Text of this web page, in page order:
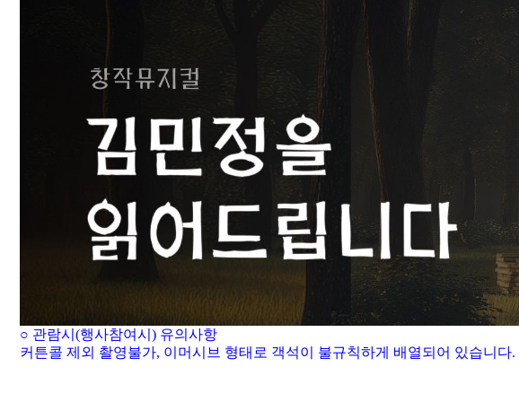
○ 관람시 (행사참여시 ) 유의사항
커튼콜 제외 촬영불가, 이머시브 형태로 객석이 불규칙하게 배열되어 있습니다.